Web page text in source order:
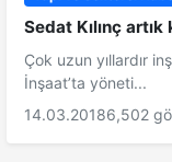
Sedat Kılınç
Çok uzun yıllardır
İnşaat’ta yöneti...
14.03.20186,502